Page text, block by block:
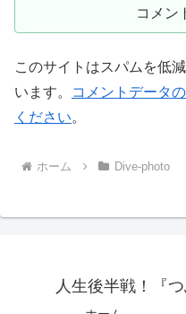
コメン
このサイトはスパムを低
います。
コメントデータ
ください。
ホーム Dive-photo
人生後半戦！『